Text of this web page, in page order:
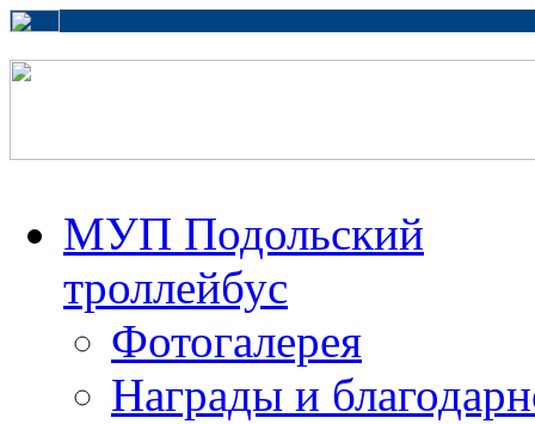
МУП Подольский
троллейбус
Фотогалерея
Награды и